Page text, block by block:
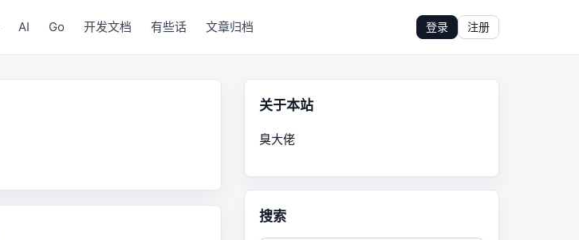
AI Go 开发文档 有些话 文章归档 登录 注册
关于本站
臭大佬
搜索